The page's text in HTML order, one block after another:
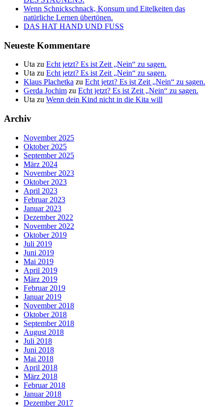
Wenn Schnickschnack, Konsum und Eitelkeiten das
natürliche Lernen übertönen.
DAS HAT HAND UND FUSS
Neueste Kommentare
Uta zu Echt jetzt? Es ist Zeit „Nein“ zu sagen.
Uta zu Echt jetzt? Es ist Zeit „Nein“ zu sagen.
Klaus Plachetka zu Echt jetzt? Es ist Zeit „Nein“ zu sagen.
Gerda Jochim zu Echt jetzt? Es ist Zeit „Nein“ zu sagen.
Uta zu Wenn dein Kind nicht in die Kita will
Archiv
November 2025
Oktober 2025
September 2025
März 2024
November 2023
Oktober 2023
April 2023
Februar 2023
Januar 2023
Dezember 2022
November 2022
Oktober 2019
Juli 2019
Juni 2019
Mai 2019
April 2019
März 2019
Februar 2019
Januar 2019
November 2018
Oktober 2018
September 2018
August 2018
Juli 2018
Juni 2018
Mai 2018
April 2018
März 2018
Februar 2018
Januar 2018
Dezember 2017